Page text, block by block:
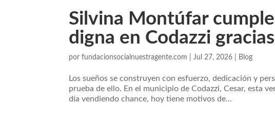
Silvina Montúfar
digna en Codazzi
porfundacionsocialnuestragente.com |Jul 27, 2026 Blog
Los sueños se construyen con esfuerzo, dedicación y
prueba de ello. En el municipio de Codazzi, Cesar, esta
día vendiendo chance, hoy tiene motivos de...